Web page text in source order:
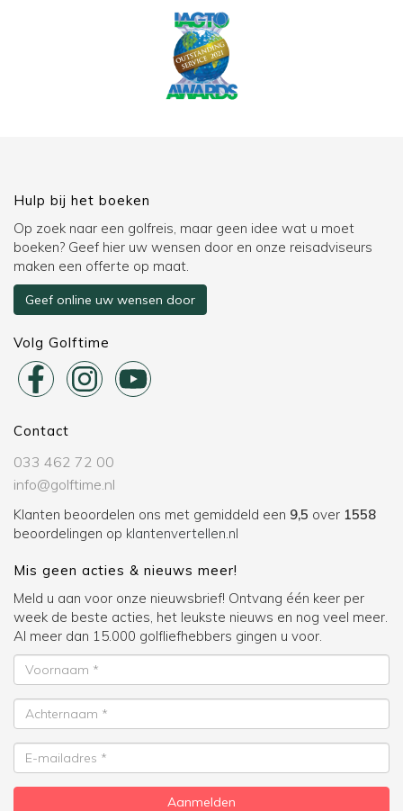
Hulp bij het boeken
Op zoek naar een golfreis, maar geen idee wat u moet
boeken? Geef hier uw wensen door en onze reisadviseurs
maken een offerte op maat.
Geef online uw wensen door
Volg Golftime
Contact
033 462 72 00
info@golftime.nl
Klanten beoordelen ons met gemiddeld een 9,5 over 1558
beoordelingen op klantenvertellen.nl
Mis geen acties & nieuws meer!
Meld u aan voor onze nieuwsbrief! Ontvang één keer per
week de beste acties, het leukste nieuws en nog veel meer.
Al meer dan 15.000 golfliefhebbers gingen u voor.
Voornaam
Achternaam
E-
mailadres
Aanmelden